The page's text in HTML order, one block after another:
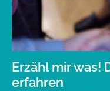
Erzähl mir was!
erfahren